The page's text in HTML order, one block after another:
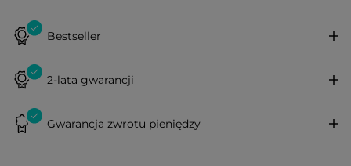
Bestseller
2-lata gwarancji
Gwarancja zwrotu pieniędzy